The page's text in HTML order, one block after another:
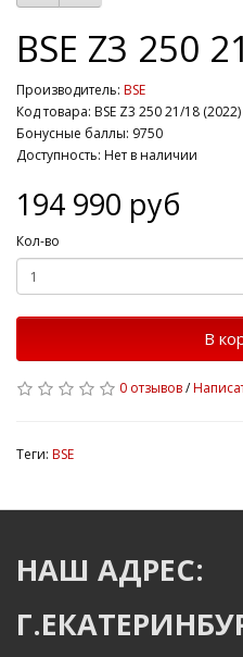
BSE Z3 250
Производитель: BSE
Код товара: BSE Z3 250 21/18 (2022)
Бонусные баллы: 9750
Доступность: Нет в наличии
194 990 руб
Кол-во
В
0 отзывов/
Теги: BSE
НАШ АДРЕС: